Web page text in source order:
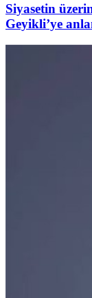
Siyasetin
Geyikli’ye